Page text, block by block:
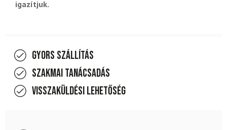
igazítjuk.
Gyors szállítás
Szakmai tanácsadás
Visszaküldési lehetőség